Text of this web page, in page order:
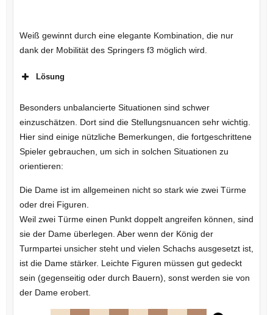
Weiß gewinnt durch eine elegante Kombination, die nur
dank der Mobilität des Springers f3 möglich wird.
Lösung
Besonders unbalancierte Situationen sind schwer
einzuschätzen. Dort sind die Stellungsnuancen sehr wichtig.
Hier sind einige nützliche Bemerkungen, die fortgeschrittene
Spieler gebrauchen, um sich in solchen Situationen zu
orientieren:
Die Dame ist im allgemeinen nicht so stark wie zwei Türme
oder drei Figuren.
Weil zwei Türme einen Punkt doppelt angreifen können, sind
sie der Dame überlegen. Aber wenn der König der
Turmpartei unsicher steht und vielen Schachs ausgesetzt ist,
ist die Dame stärker. Leichte Figuren müssen gut gedeckt
sein (gegenseitig oder durch Bauern), sonst werden sie von
der Dame erobert.